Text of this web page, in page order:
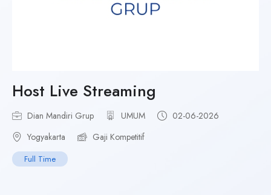
Host Live Streaming
Dian Mandiri Grup UMUM
02-06-2026
Yogyakarta
Gaji Kompetitif
Full Time